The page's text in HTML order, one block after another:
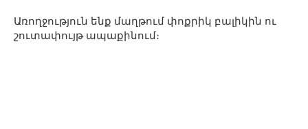
Առողջություն ենք մաղթում փոքրիկ բալիկին ու
շուտափույթ ապաքինում։